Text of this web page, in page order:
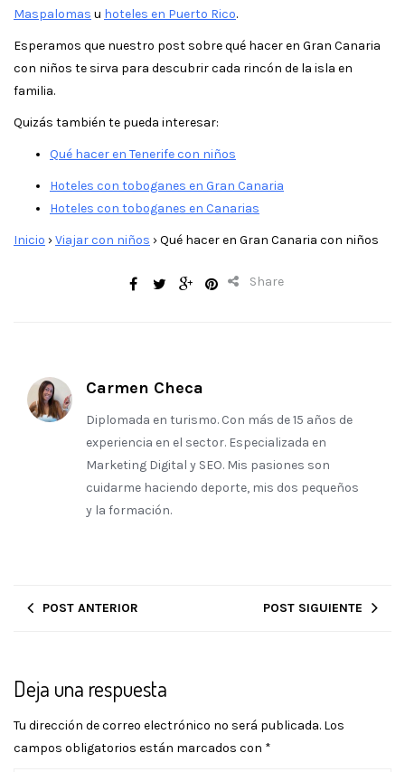
Maspalomas u hoteles en Puerto Rico.
Esperamos que nuestro post sobre qué hacer en Gran Canaria
con niños te sirva para descubrir cada rincón de la isla en
familia.
Quizás también te pueda interesar:
Qué hacer en Tenerife con niños
Hoteles con toboganes en Gran Canaria
Hoteles con toboganes en Canarias
Inicio ›Viajar con niños ›Qué hacer en Gran Canaria con niños
Share
Carmen Checa
Diplomada en turismo. Con más de 15 años de
experiencia en el sector. Especializada en
Marketing Digital y SEO. Mis pasiones son
cuidarme haciendo deporte, mis dos pequeños
y la formación.
POST ANTERIOR POST SIGUIENTE
Deja una respuesta
Tu dirección de correo electrónico no será publicada. Los
campos obligatorios están marcados con *